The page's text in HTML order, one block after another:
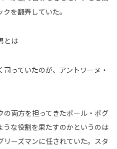
を翻弄していた。
とは
っていたのが、アントワーヌ・
両方を担ってきたポール・ポグ
な役割を果たすのかというのは
ーズマンに任されていた。スタ